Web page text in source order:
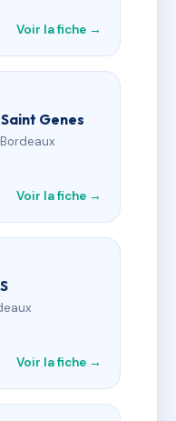
Voir la fiche →
Genes
Voir la fiche →
Voir la fiche →